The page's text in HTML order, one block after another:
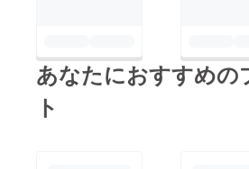
あなたにおすすめの
ト